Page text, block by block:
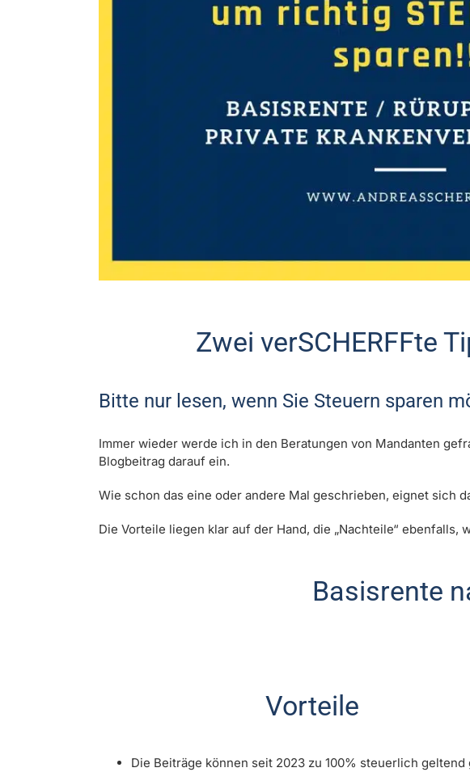
Zwei verSCHERFFte
Bitte nur lesen, wenn Sie Steuern sparen
Immer wieder werde ich in den Beratungen von Mandanten
Blogbeitrag darauf ein.
Wie schon das eine oder andere Mal geschrieben, eignet sich
Die Vorteile liegen klar auf der Hand, die „Nachteile“ ebenfalls,
Basisrente
Vorteile
Die Beiträge können seit 2023 zu 100% steuerlich geltend